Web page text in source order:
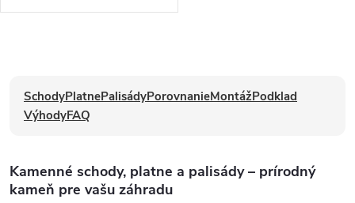
svahov alebo výsadby.
i
e
p
SchodyPlatnePalisádyPorovnanieMontážPodklad
VýhodyFAQ
Kamenné schody, platne a palisády – prírodný
kameň pre vašu záhradu